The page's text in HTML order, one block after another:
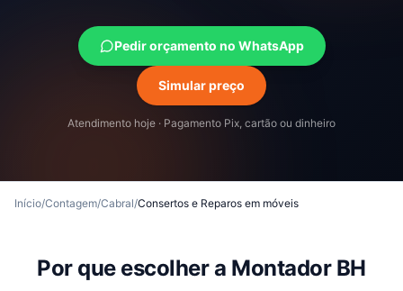
Pedir orçamento no WhatsApp
Simular preço
Atendimento hoje · Pagamento Pix, cartão ou dinheiro
Início/Contagem/Cabral/Consertos e Reparos em móveis
Por que escolher a Montador BH